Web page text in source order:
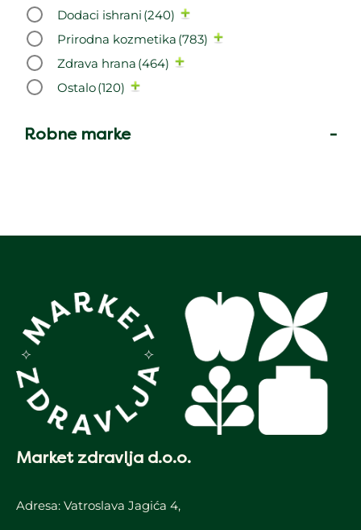
Dodaci ishrani (240)
Prirodna kozmetika (783)
Zdrava hrana (464)
Ostalo(120)
Robne marke -
Market zdravlja d.o.o.
Adresa: Vatroslava Jagića 4,